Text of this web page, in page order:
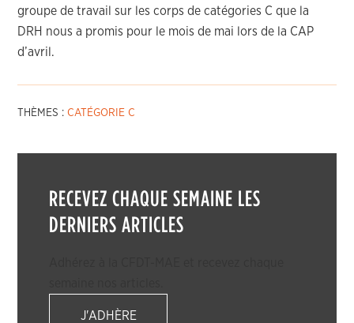
groupe de travail sur les corps de catégories C que la
DRH nous a promis pour le mois de mai lors de la CAP
d’avril.
THÈMES :CATÉGORIE C
RECEVEZ CHAQUE SEMAINE LES
DERNIERS ARTICLES
J'ADHÈRE